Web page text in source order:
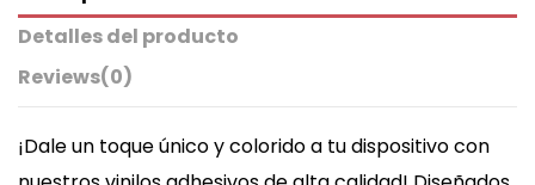
Detalles del producto
Reviews(0)
¡Dale un toque único y colorido a tu dispositivo con